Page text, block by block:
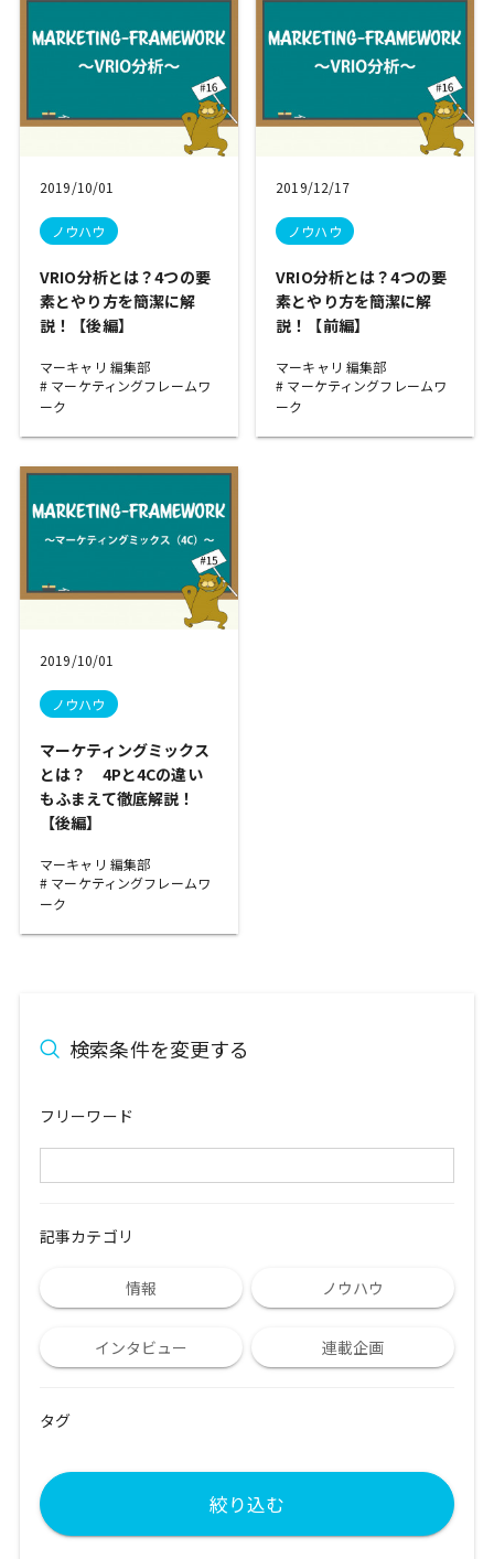
2019/10/01
ノウハウ
VRIO分析とは？4つの要
素とやり方を簡潔に解
説！【後編】
マーキャリ 編集部
マーケティングフレームワ
ーク
2019/12/17
ノウハウ
VRIO分析とは？4つの要
素とやり方を簡潔に解
説！【前編】
マーキャリ 編集部
マーケティングフレームワ
ーク
2019/10/01
ノウハウ
マーケティングミックス
とは？ 4Pと4Cの違い
もふまえて徹底解説！
【後編】
マーキャリ 編集部
マーケティングフレームワ
ーク
検索条件を変更する
フリーワード
記事カテゴリ
情報 ノウハウ
インタビュー 連載企画
タグ
絞り込む